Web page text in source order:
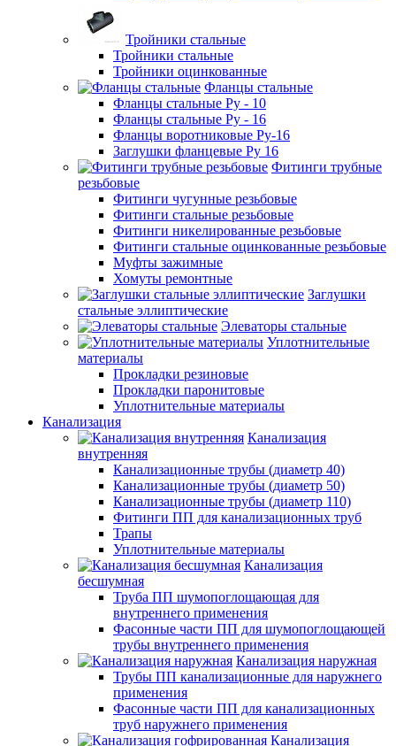
Тройники стальные
Тройники стальные
Тройники оцинкованные
Фланцы стальные
Фланцы стальные Ру - 10
Фланцы стальные Ру - 16
Фланцы воротниковые Ру-16
Заглушки фланцевые Ру 16
Фитинги трубные
резьбовые
Фитинги чугунные резьбовые
Фитинги стальные резьбовые
Фитинги никелированные резьбовые
Фитинги стальные оцинкованные резьбовые
Муфты зажимные
Хомуты ремонтные
Заглушки
стальные эллиптические
Элеваторы стальные
Уплотнительные
материалы
Прокладки резиновые
Прокладки паронитовые
Уплотнительные материалы
Канализация
Канализация
внутренняя
Канализационные трубы (диаметр 40)
Канализационные трубы (диаметр 50)
Канализационные трубы (диаметр 110)
Фитинги ПП для канализационных труб
Трапы
Уплотнительные материалы
Канализация
бесшумная
Труба ПП шумопоглощающая для
внутреннего применения
Фасонные части ПП для шумопоглощающей
трубы внутреннего применения
Канализация наружная
Трубы ПП канализационные для наружнего
применения
Фасонные части ПП для канализационных
труб наружнего применения
Канализация